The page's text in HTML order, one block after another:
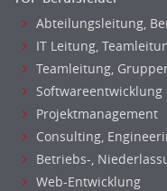
Abteilungsleitung,
IT Leitung,
Teamleitung,
Softwareentwicklung
Projektmanagement
Consulting,
Betriebs-,
Web-Entwicklung